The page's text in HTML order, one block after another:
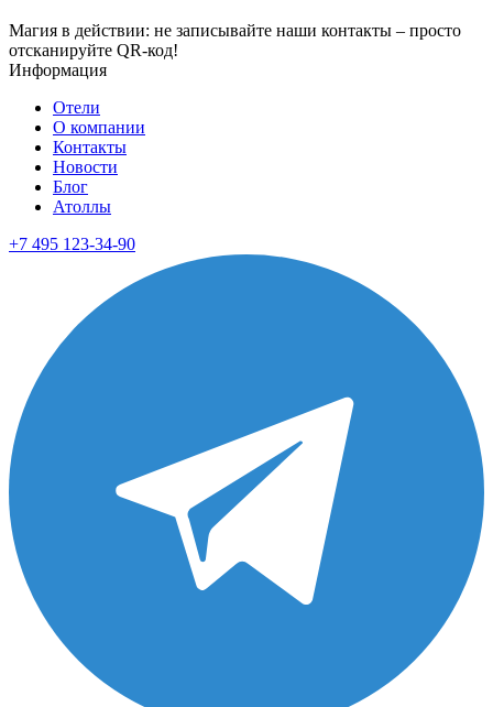
Магия в действии: не записывайте наши контакты – просто
отсканируйте QR-код!
Информация
Отели
О компании
Контакты
Новости
Блог
Атоллы
+7 495 123-34-90